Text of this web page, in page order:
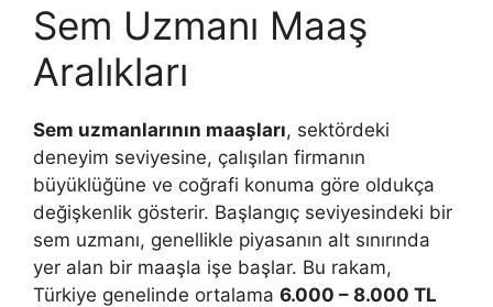
Sem Uzmanı Maaş
Aralıkları
Sem uzmanlarının maaşları, sektördeki
deneyim seviyesine, çalışılan firmanın
büyüklüğüne ve coğrafi konuma göre oldukça
değişkenlik gösterir. Başlangıç seviyesindeki bir
sem uzmanı, genellikle piyasanın alt sınırında
yer alan bir maaşla işe başlar. Bu rakam,
Türkiye genelinde ortalama 6.000 – 8.000 TL